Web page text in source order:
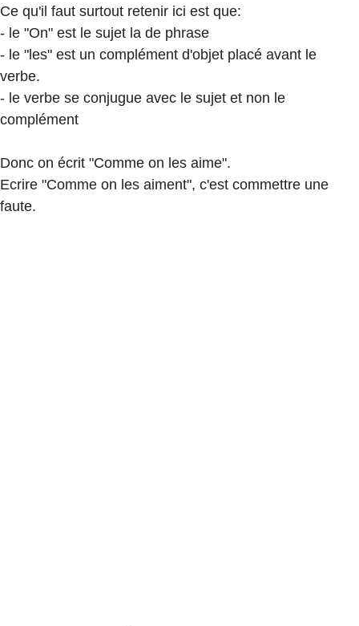
Ce qu'il faut surtout retenir ici est que:
- le "On" est le sujet la de phrase
- le "les" est un complément d'objet placé avant le
verbe.
- le verbe se conjugue avec le sujet et non le
complément
Donc on écrit "Comme on les aime".
Ecrire "Comme on les aiment", c'est commettre une
faute.